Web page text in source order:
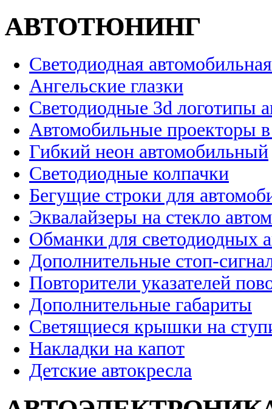
АВТОТЮНИНГ
Светодиодная
Ангельские глазки
Светодиодные 3d логотипы
Автомобильные проекторы
Гибкий неон автомобильный
Светодиодные колпачки
Бегущие строки для
Эквалайзеры на стекло
Обманки для светодиодных
Дополнительные стоп-
Повторители указателей
Дополнительные габариты
Светящиеся крышки на
Накладки на капот
Детские автокресла